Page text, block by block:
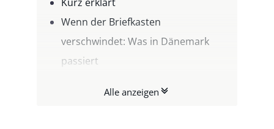
Wenn der Briefkasten
verschwindet: Was in Dänemark
passiert
Zustellung – und neue Fragen zur
Alle anzeigen